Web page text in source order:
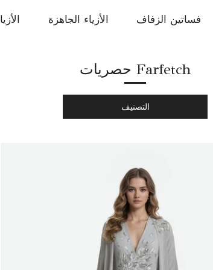
الأزياء الجاهزة فساتين الزفاف
حصريات Farfetch
التصنيف